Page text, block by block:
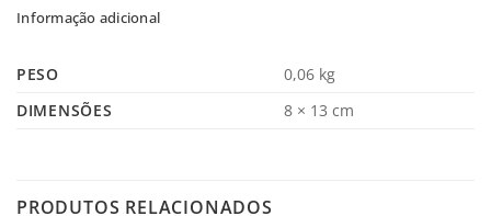
Informação adicional
PESO
0,06 kg
DIMENSÕES
8 × 13 cm
PRODUTOS RELACIONADOS